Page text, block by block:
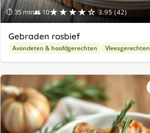
⏱ 35 min👥 10★★★★☆ 3.95 (42)
Gebraden rosbief
Avondeten & hoofdgerechten Vleesgerechten